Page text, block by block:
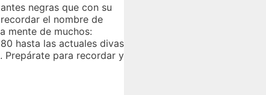
negras que con su
el nombre de
mente de muchos:
hasta las actuales divas
Prepárate para recordar y